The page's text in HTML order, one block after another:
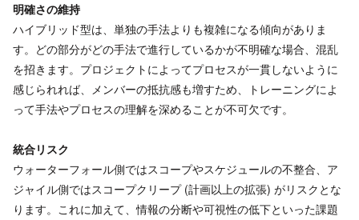
明確さの維持
ハイブリッド型は、単独の手法よりも複雑になる傾向がありま
す。どの部分がどの手法で進行しているかが不明確な場合、混乱
を招きます。プロジェクトによってプロセスが一貫しないように
感じられれば、メンバーの抵抗感も増すため、トレーニングによ
って手法やプロセスの理解を深めることが不可欠です。
統合リスク
ウォーターフォール側ではスコープやスケジュールの不整合、ア
ジャイル側ではスコープクリープ (計画以上の拡張) がリスクとな
ります。これに加えて、情報の分断や可視性の低下といった課題